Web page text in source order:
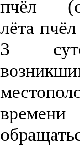
пчёл
лёта
3
времени